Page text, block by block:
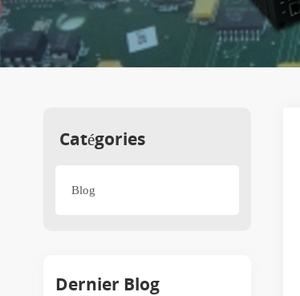
Catégories
Blog
Dernier Blog